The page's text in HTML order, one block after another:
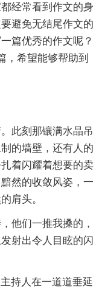
经常看到作文的身
避免无结尾作文的
篇优秀的作文呢？
，希望能够帮助到
此刻那镶满水晶吊
的墙壁，还有人的
着闪耀着想要的卖
然的收敛风姿，一
肩头。
他们一推我搡的，
射出令人目眩的闪
持人在一道道垂延